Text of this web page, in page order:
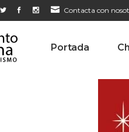
Contacta con
Portada